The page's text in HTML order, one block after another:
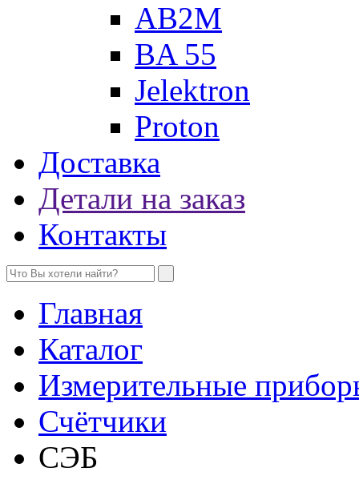
AB2M
BA 55
Jelektron
Proton
Доставка
Детали на заказ
Контакты
Главная
Каталог
Измерительные
Счётчики
СЭБ